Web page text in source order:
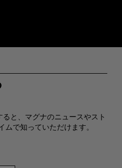
と、マグナのニュースやスト
ムで知っていただけます。